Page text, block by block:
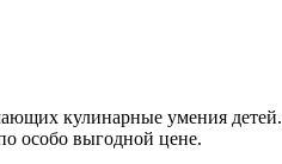
кулинарные умения детей.
особо выгодной цене.